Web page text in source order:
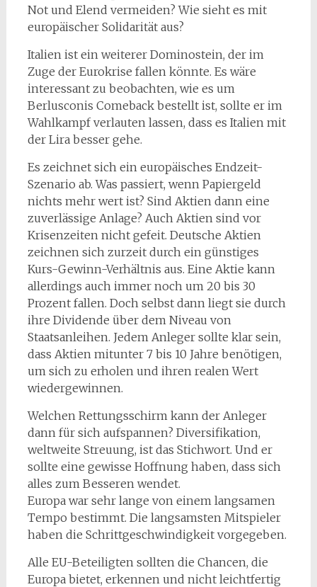
Not und Elend vermeiden? Wie sieht es mit
europäischer Solidarität aus?
Italien ist ein weiterer Dominostein, der im
Zuge der Eurokrise fallen könnte. Es wäre
interessant zu beobachten, wie es um
Berlusconis Comeback bestellt ist, sollte er im
Wahlkampf verlauten lassen, dass es Italien mit
der Lira besser gehe.
Es zeichnet sich ein europäisches Endzeit-
Szenario ab. Was passiert, wenn Papiergeld
nichts mehr wert ist? Sind Aktien dann eine
zuverlässige Anlage? Auch Aktien sind vor
Krisenzeiten nicht gefeit. Deutsche Aktien
zeichnen sich zurzeit durch ein günstiges
Kurs-Gewinn-Verhältnis aus. Eine Aktie kann
allerdings auch immer noch um 20 bis 30
Prozent fallen. Doch selbst dann liegt sie durch
ihre Dividende über dem Niveau von
Staatsanleihen. Jedem Anleger sollte klar sein,
dass Aktien mitunter 7 bis 10 Jahre benötigen,
um sich zu erholen und ihren realen Wert
wiedergewinnen.
Welchen Rettungsschirm kann der Anleger
dann für sich aufspannen? Diversifikation,
weltweite Streuung, ist das Stichwort. Und er
sollte eine gewisse Hoffnung haben, dass sich
alles zum Besseren wendet.
Europa war sehr lange von einem langsamen
Tempo bestimmt. Die langsamsten Mitspieler
haben die Schrittgeschwindigkeit vorgegeben.
Alle EU-Beteiligten sollten die Chancen, die
Europa bietet, erkennen und nicht leichtfertig